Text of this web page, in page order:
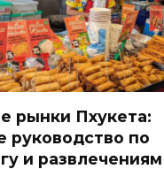
рынки Пхукета:
руководство по
и развлечениям